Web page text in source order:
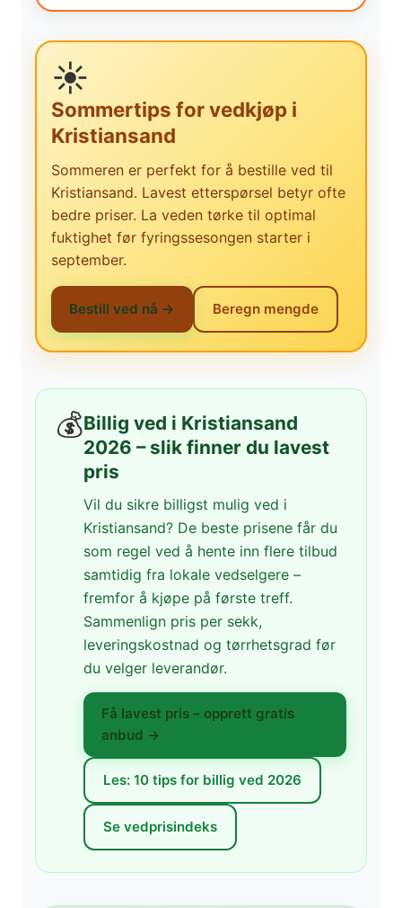
☀️
Sommertips for vedkjøp i
Kristiansand
Sommeren er perfekt for å bestille ved til
Kristiansand. Lavest etterspørsel betyr ofte
bedre priser. La veden tørke til optimal
fuktighet før fyringssesongen starter i
september.
Bestill ved nå → Beregn mengde
💰Billig ved i Kristiansand
2026 – slik finner du lavest
pris
Vil du sikre billigst mulig ved i
Kristiansand? De beste prisene får du
som regel ved å hente inn flere tilbud
samtidig fra lokale vedselgere –
fremfor å kjøpe på første treff.
Sammenlign pris per sekk,
leveringskostnad og tørrhetsgrad før
du velger leverandør.
Få lavest pris – opprett gratis
anbud →
Les: 10 tips for billig ved 2026
Se vedprisindeks